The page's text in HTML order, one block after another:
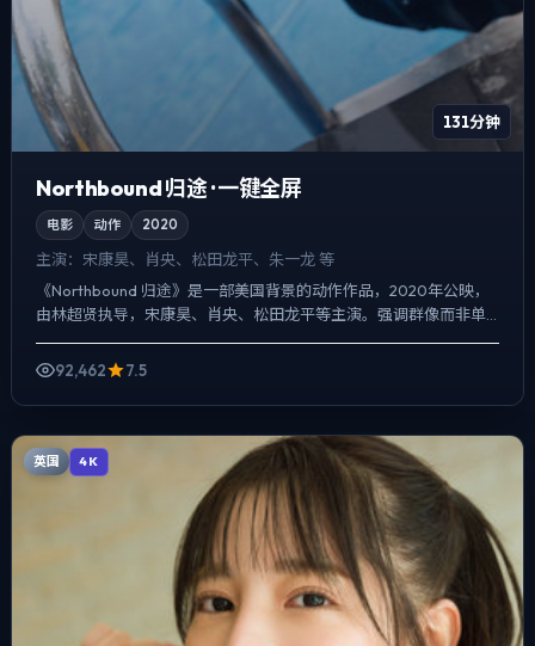
131分钟
Northbound 归途 · 一键全屏
电影 动作 2020
主演： 宋康昊、肖央、松田龙平、朱一龙 等
《Northbound 归途》是一部美国背景的动作作品，2020年公映，
由林超贤执导，宋康昊、肖央、松田龙平等主演。强调群像而非单
一英雄，配角线条同样完整，人物在道德灰区反复试...
92,462
7.5
英国 4K